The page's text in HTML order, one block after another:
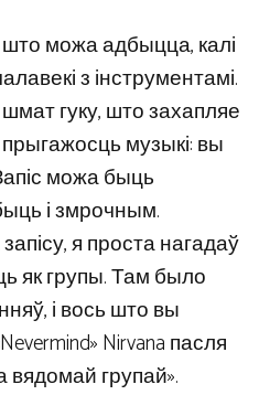
што можа адбыцца, калі
з інструментамі.
гуку, што захапляе
музыкі: вы
можа быць
і змрочным.
я проста нагадаў
як групы. Там было
і вось што вы
Nirvana пасля
вядомай групай».